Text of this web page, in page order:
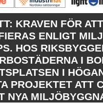
KRAVEN FÖR ATT
ENLIGT
HOS
I
I
PROJEKTET ATT
NYA